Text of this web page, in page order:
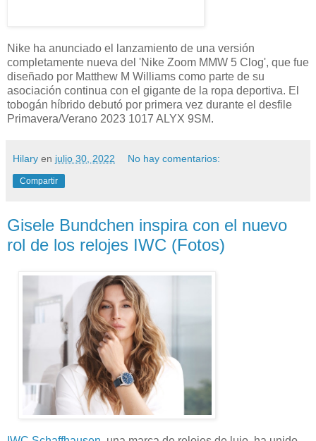
Nike ha anunciado el lanzamiento de una versión
completamente nueva del 'Nike Zoom MMW 5 Clog', que fue
diseñado por Matthew M Williams como parte de su
asociación continua con el gigante de la ropa deportiva. El
tobogán híbrido debutó por primera vez durante el desfile
Primavera/Verano 2023 1017 ALYX 9SM.
Hilary en julio 30, 2022 No hay comentarios:
Compartir
Gisele Bundchen inspira con el nuevo
rol de los relojes IWC (Fotos)